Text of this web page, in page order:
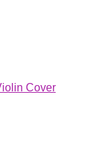
Cover